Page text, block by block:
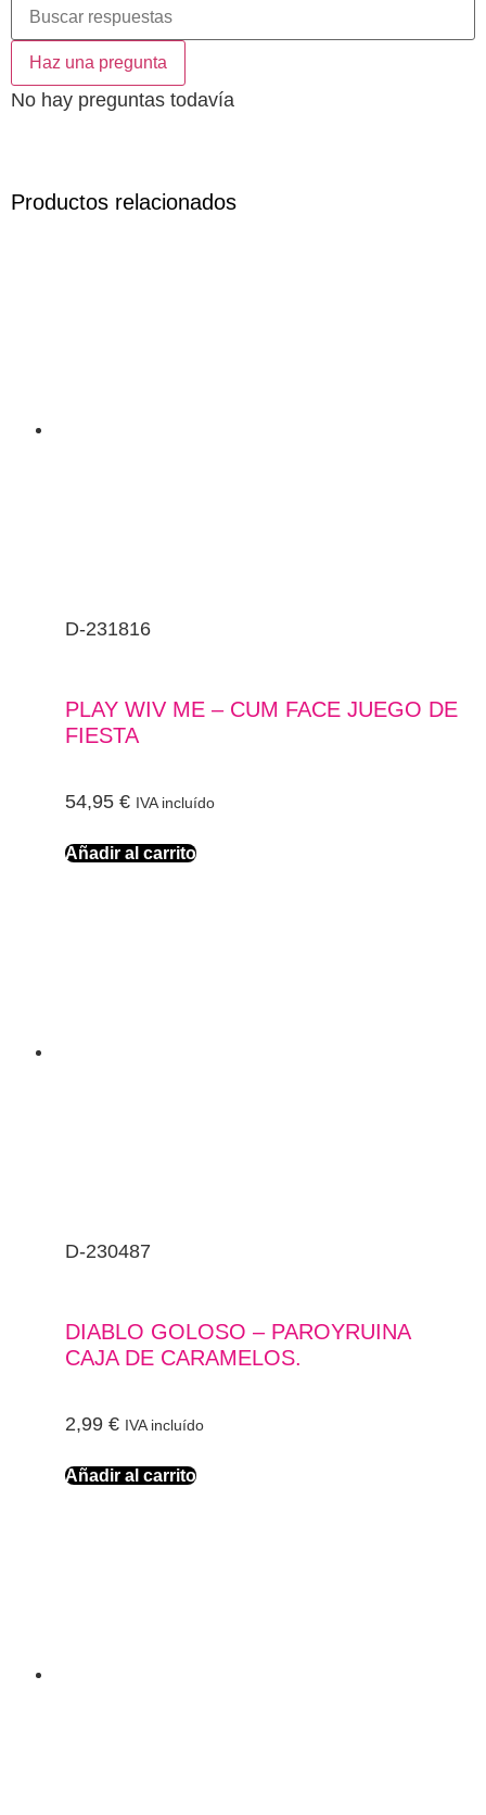
Haz una pregunta
No hay preguntas todavía
Productos relacionados
D-231816
PLAY WIV ME – CUM FACE JUEGO DE
FIESTA
54,95 € IVA incluído
Añadir al carrito
D-230487
DIABLO GOLOSO – PAROYRUINA
CAJA DE CARAMELOS.
2,99 € IVA incluído
Añadir al carrito